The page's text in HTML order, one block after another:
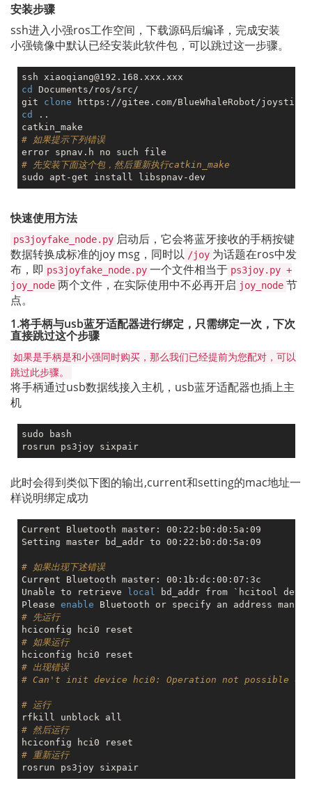
安装步骤
ssh进入小强ros工作空间，下载源码后编译，完成安装
小强镜像中默认已经安装此软件包，可以跳过这一步骤。
cd
Documents/ros/src/
git clone
cd
..
# 如果提示下列错误
# 先安装下面这个包，然后重新执行catkin_make
快速使用方法
ps3joyfake_node.py 启动后，它会将蓝牙接收的手柄按键
数据转换成标准的joy msg，同时以 /joy 为话题在ros中发
布，即 ps3joyfake_node.py 一个文件相当于 ps3joy.py +
joy_node 两个文件，在实际使用中不必再开启 joy_node 节
点。
1.将手柄与usb蓝牙适配器进行绑定，只需绑定一次，下次
直接跳过这个步骤
如果是手柄是和小强同时购买，那么我们已经提前为您配对，可以
跳过此步骤。
将手柄通过usb数据线接入主机，usb蓝牙适配器也插上主
机
sudo bash
此时会得到类似下图的输出,current和setting的mac地址一
样说明绑定成功
Current Bluetooth master: 00:22:b0:d0:5a:09
Setting master bd_addr to 00:22:b0:d0:5a:09
# 如果出现下述错误
Current Bluetooth master: 00:1b:dc:00:07:3c
Unable to retrieve
local bd_addr from `hcitool dev`.
Please enable
# 先运行
# 如果运行
# 出现错误
# Can't init device hci0: Operation not possible
# 运行
# 然后运行
# 重新运行